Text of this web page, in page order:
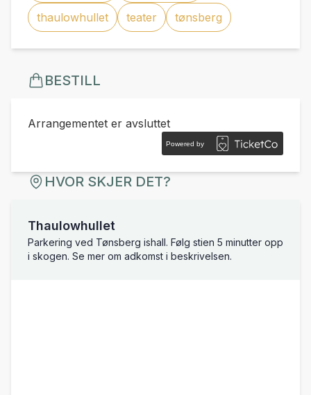
thaulowhullet teater tønsberg
BESTILL
Arrangementet er avsluttet
Powered by
HVOR SKJER DET?
Thaulowhullet
Parkering ved Tønsberg ishall. Følg stien 5 minutter opp
i skogen. Se mer om adkomst i beskrivelsen.